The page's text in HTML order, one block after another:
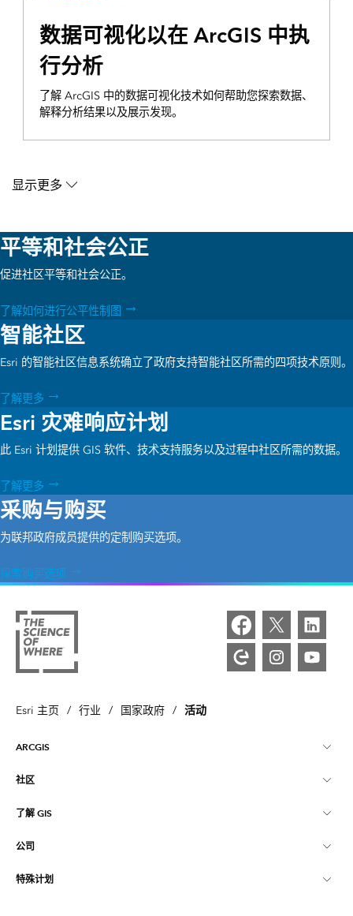
数据可视化以在 ArcGIS 中执
行分析
了解 ArcGIS 中的数据可视化技术如何帮助您探索数据、
解释分析结果以及展示发现。
显示更多
平等和社会公正
促进社区平等和社会公正。
了解如何进行公平性制图
智能社区
Esri 的智能社区信息系统确立了政府支持智能社区所需的四项技术原则。
了解更多
Esri 灾难响应计划
此 Esri 计划提供 GIS 软件、技术支持服务以及过程中社区所需的数据。
了解更多
采购与购买
为联邦政府成员提供的定制购买选项。
探索购买选项
Esri 主页 / 行业 / 国家政府 / 活动
ARCGIS
ArcGIS 概览
制图
社区
Esri 社区
ArcGIS 博客
了解 GIS
什么是 GIS？
位置智能
公司
关于 Esri
特殊计划